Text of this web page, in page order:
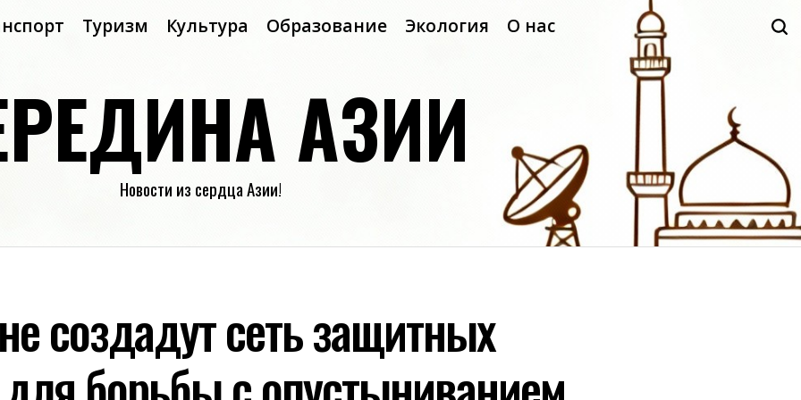
Туризм Культура Образование Экология О нас
АЗИИ
Новости из сердца Азии!
создадут сеть защитных